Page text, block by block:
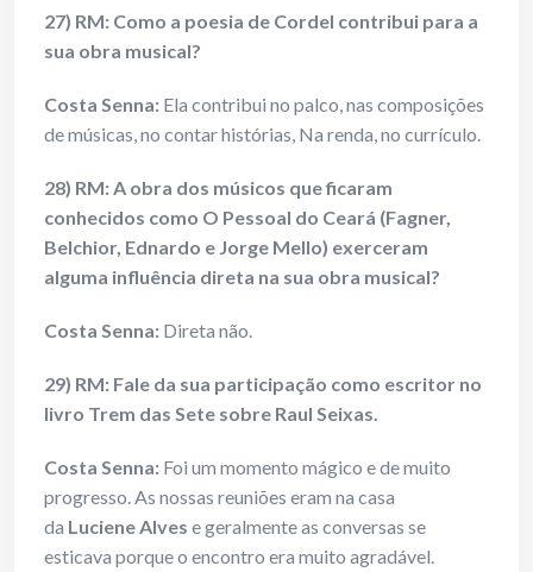
27) RM: Como a poesia de Cordel contribui para a
sua obra musical?
Costa Senna: Ela contribui no palco, nas composições
de músicas, no contar histórias, Na renda, no currículo.
28) RM: A obra dos músicos que ficaram
conhecidos como O Pessoal do Ceará (Fagner,
Belchior, Ednardo e Jorge Mello) exerceram
alguma influência direta na sua obra musical?
Costa Senna: Direta não.
29) RM: Fale da sua participação como escritor no
livro Trem das Sete sobre Raul Seixas.
Costa Senna: Foi um momento mágico e de muito
progresso. As nossas reuniões eram na casa
da Luciene Alves e geralmente as conversas se
esticava porque o encontro era muito agradável.